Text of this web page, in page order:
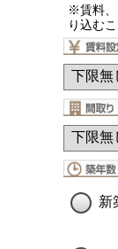
※賃料、
り込む
新